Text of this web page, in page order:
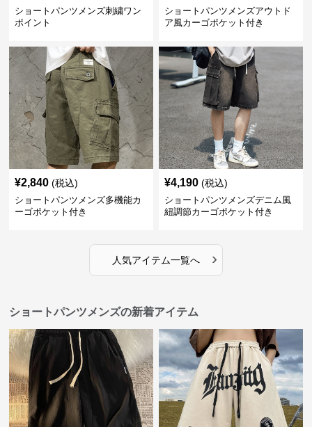
ショートパンツメンズ刺繍ワン
ポイント
ショートパンツメンズアウトド
ア風カーゴポケット付き
¥2,840 (税込)
ショートパンツメンズ多機能カ
ーゴポケット付き
¥4,190 (税込)
ショートパンツメンズデニム風
紐調節カーゴポケット付き
人気アイテム一覧へ ›
ショートパンツメンズの新着アイテム